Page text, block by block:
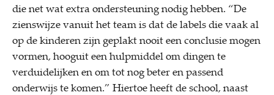
die net wat extra ondersteuning nodig hebben. “De
zienswijze vanuit het team is dat de labels die vaak al
op de kinderen zijn geplakt nooit een conclusie mogen
vormen, hooguit een hulpmiddel om dingen te
verduidelijken en om tot nog beter en passend
onderwijs te komen.” Hiertoe heeft de school, naast